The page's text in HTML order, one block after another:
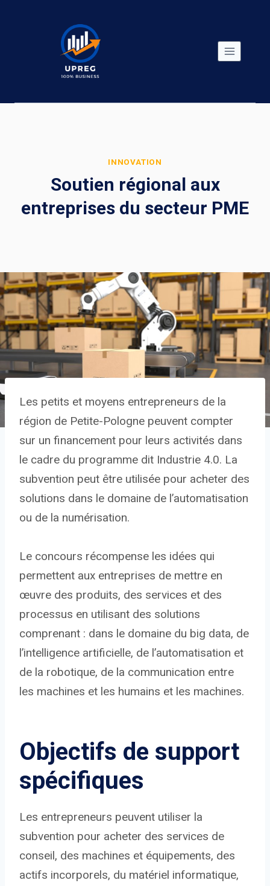
INNOVATION
Soutien régional aux
entreprises du secteur PME
Les petits et moyens entrepreneurs de la
région de Petite-Pologne peuvent compter
sur un financement pour leurs activités dans
le cadre du programme dit Industrie 4.0. La
subvention peut être utilisée pour acheter des
solutions dans le domaine de l’automatisation
ou de la numérisation.
Le concours récompense les idées qui
permettent aux entreprises de mettre en
œuvre des produits, des services et des
processus en utilisant des solutions
comprenant : dans le domaine du big data, de
l’intelligence artificielle, de l’automatisation et
de la robotique, de la communication entre
les machines et les humains et les machines.
Objectifs de support
spécifiques
Les entrepreneurs peuvent utiliser la
subvention pour acheter des services de
conseil, des machines et équipements, des
actifs incorporels, du matériel informatique,